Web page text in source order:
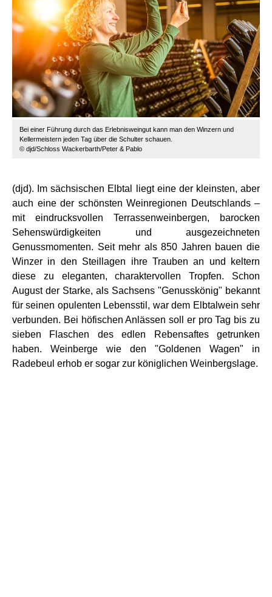
Bei einer Führung durch das Erlebnisweingut kann man den Winzern und
Kellermeistern jeden Tag über die Schulter schauen.
© djd/Schloss Wackerbarth/Peter & Pablo
(djd). Im sächsischen Elbtal liegt eine der kleinsten, aber
auch eine der schönsten Weinregionen Deutschlands –
mit eindrucksvollen Terrassenweinbergen, barocken
Sehenswürdigkeiten und ausgezeichneten
Genussmomenten. Seit mehr als 850 Jahren bauen die
Winzer in den Steillagen ihre Trauben an und keltern
diese zu eleganten, charaktervollen Tropfen. Schon
August der Starke, als Sachsens "Genusskönig" bekannt
für seinen opulenten Lebensstil, war dem Elbtalwein sehr
verbunden. Bei höfischen Anlässen soll er pro Tag bis zu
sieben Flaschen des edlen Rebensaftes getrunken
haben. Weinberge wie den "Goldenen Wagen" in
Radebeul erhob er sogar zur königlichen Weinbergslage.